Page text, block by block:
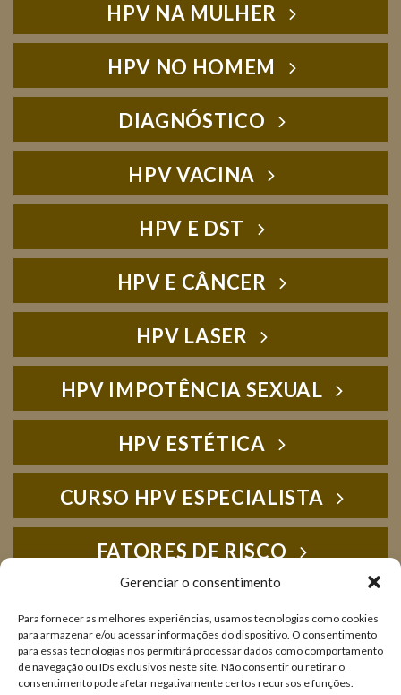
Gerenciar o consentimento
Para fornecer as melhores experiências, usamos tecnologias como cookies
para armazenar e/ou acessar informações do dispositivo. O consentimento
para essas tecnologias nos permitirá processar dados como comportamento
de navegação ou IDs exclusivos neste site. Não consentir ou retirar o
consentimento pode afetar negativamente certos recursos e funções.
HPV NA MULHER
HPV NO HOMEM
DIAGNÓSTICO
HPV VACINA
HPV E DST
HPV E CÂNCER
HPV LASER
HPV IMPOTÊNCIA SEXUAL
HPV ESTÉTICA
CURSO HPV ESPECIALISTA
FATORES DE RISCO
IMUNOLOGIA